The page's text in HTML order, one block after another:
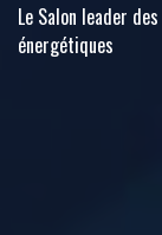
Le Salon leader
énergétiques